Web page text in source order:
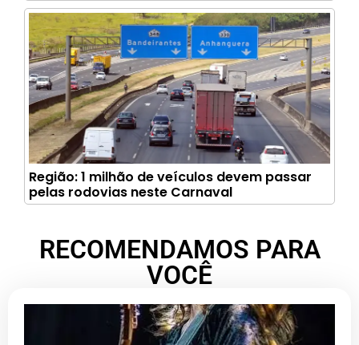
Região: 1 milhão de veículos devem passar
pelas rodovias neste Carnaval
RECOMENDAMOS PARA
VOCÊ